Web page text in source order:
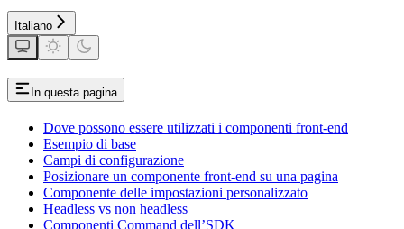
Italiano
In questa pagina
Dove possono essere utilizzati i componenti front-end
Esempio di base
Campi di configurazione
Posizionare un componente front-end su una pagina
Componente delle impostazioni personalizzato
Headless vs non headless
Componenti Command dell’SDK